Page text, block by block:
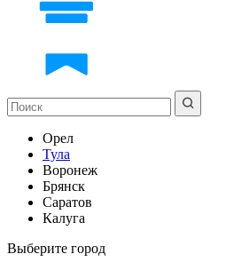
Орел
Тула
Воронеж
Брянск
Саратов
Калуга
Выберите город